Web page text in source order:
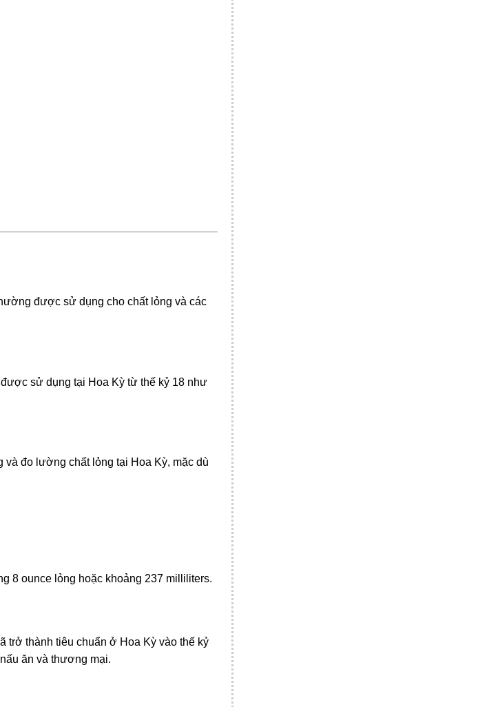
được sử dụng cho chất lỏng và các
sử dụng tại Hoa Kỳ từ thế kỷ 18 như
và đo lường chất lỏng tại Hoa Kỳ, mặc dù
8 ounce lỏng hoặc khoảng 237 milliliters.
trở thành tiêu chuẩn ở Hoa Kỳ vào thế kỷ
ăn và thương mại.